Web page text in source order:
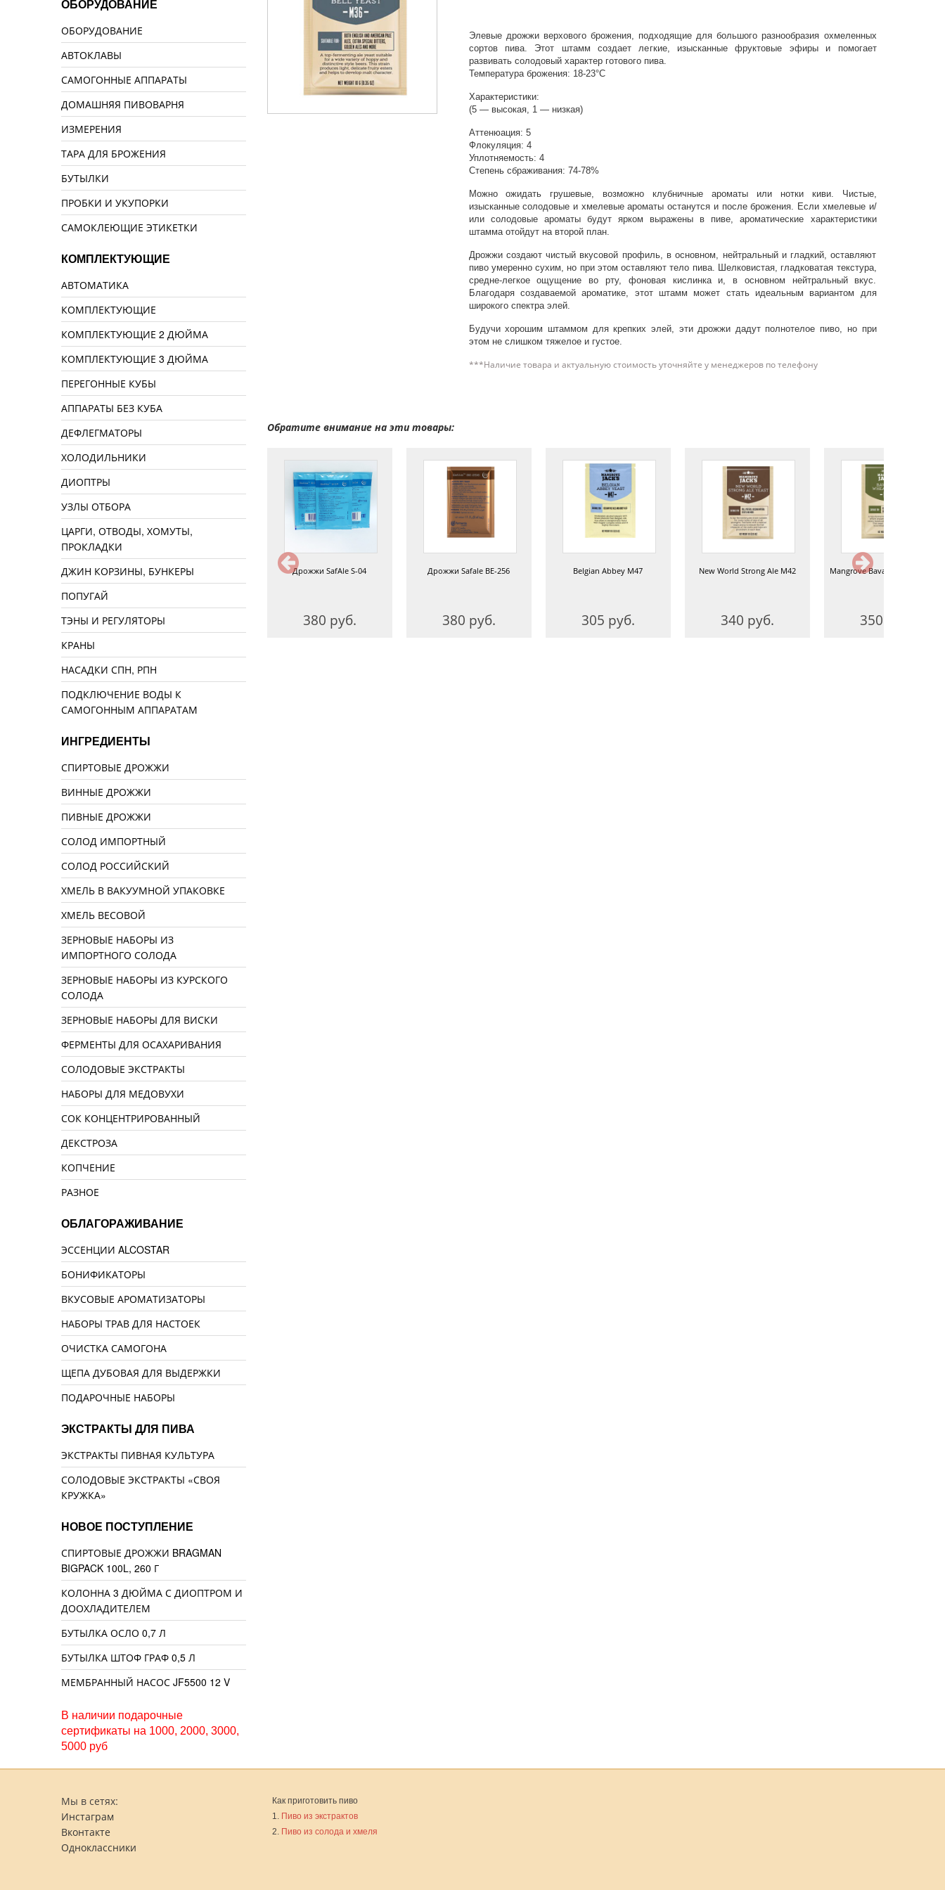
Элевые дрожжи верхового брожения, подходящие для большого разнообразия охмеленных
сортов пива. Этот штамм создает легкие, изысканные фруктовые эфиры и помогает
развивать солодовый характер готового пива.
Температура брожения: 18-23°C
Характеристики:
(5 — высокая, 1 — низкая)
Аттенюация: 5
Флокуляция: 4
Уплотняемость: 4
Степень сбраживания: 74-78%
Можно ожидать грушевые, возможно клубничные ароматы или нотки киви. Чистые,
изысканные солодовые и хмелевые ароматы останутся и после брожения. Если хмелевые и/
или солодовые ароматы будут ярком выражены в пиве, ароматические характеристики
штамма отойдут на второй план.
Дрожжи создают чистый вкусовой профиль, в основном, нейтральный и гладкий, оставляют
пиво умеренно сухим, но при этом оставляют тело пива. Шелковистая, гладковатая текстура,
средне-легкое ощущение во рту, фоновая кислинка и, в основном нейтральный вкус.
Благодаря создаваемой ароматике, этот штамм может стать идеальным вариантом для
широкого спектра элей.
Будучи хорошим штаммом для крепких элей, эти дрожжи дадут полнотелое пиво, но при
этом не слишком тяжелое и густое.
***Наличие товара и актуальную стоимость уточняйте у менеджеров по телефону
Обратите внимание на эти товары:
Дрожжи Safale S-33
320 руб.
Дрожжи Safale W-68
360 руб.
Дрожжи SafAle S-04
380 руб.
Дрожжи Safale BE-256
380 руб.
Belgian Abbey M47
305 руб.
New World Strong Ale M42
340 руб.
Mangrove Bavarian Wheat M20
350 руб.
ОБОРУДОВАНИЕ
ОБОРУДОВАНИЕ
АВТОКЛАВЫ
САМОГОННЫЕ АППАРАТЫ
ДОМАШНЯЯ ПИВОВАРНЯ
ИЗМЕРЕНИЯ
ТАРА ДЛЯ БРОЖЕНИЯ
БУТЫЛКИ
ПРОБКИ И УКУПОРКИ
САМОКЛЕЮЩИЕ ЭТИКЕТКИ
КОМПЛЕКТУЮЩИЕ
АВТОМАТИКА
КОМПЛЕКТУЮЩИЕ
КОМПЛЕКТУЮЩИЕ 2 ДЮЙМА
КОМПЛЕКТУЮЩИЕ 3 ДЮЙМА
ПЕРЕГОННЫЕ КУБЫ
АППАРАТЫ БЕЗ КУБА
ДЕФЛЕГМАТОРЫ
ХОЛОДИЛЬНИКИ
ДИОПТРЫ
УЗЛЫ ОТБОРА
ЦАРГИ, ОТВОДЫ, ХОМУТЫ,
ПРОКЛАДКИ
ДЖИН КОРЗИНЫ, БУНКЕРЫ
ПОПУГАЙ
ТЭНЫ И РЕГУЛЯТОРЫ
КРАНЫ
НАСАДКИ СПН, РПН
ПОДКЛЮЧЕНИЕ ВОДЫ К
САМОГОННЫМ АППАРАТАМ
ИНГРЕДИЕНТЫ
СПИРТОВЫЕ ДРОЖЖИ
ВИННЫЕ ДРОЖЖИ
ПИВНЫЕ ДРОЖЖИ
СОЛОД ИМПОРТНЫЙ
СОЛОД РОССИЙСКИЙ
ХМЕЛЬ В ВАКУУМНОЙ УПАКОВКЕ
ХМЕЛЬ ВЕСОВОЙ
ЗЕРНОВЫЕ НАБОРЫ ИЗ
ИМПОРТНОГО СОЛОДА
ЗЕРНОВЫЕ НАБОРЫ ИЗ КУРСКОГО
СОЛОДА
ЗЕРНОВЫЕ НАБОРЫ ДЛЯ ВИСКИ
ФЕРМЕНТЫ ДЛЯ ОСАХАРИВАНИЯ
СОЛОДОВЫЕ ЭКСТРАКТЫ
НАБОРЫ ДЛЯ МЕДОВУХИ
СОК КОНЦЕНТРИРОВАННЫЙ
ДЕКСТРОЗА
КОПЧЕНИЕ
РАЗНОЕ
ОБЛАГОРАЖИВАНИЕ
ЭССЕНЦИИ ALCOSTAR
БОНИФИКАТОРЫ
ВКУСОВЫЕ АРОМАТИЗАТОРЫ
НАБОРЫ ТРАВ ДЛЯ НАСТОЕК
ОЧИСТКА САМОГОНА
ЩЕПА ДУБОВАЯ ДЛЯ ВЫДЕРЖКИ
ПОДАРОЧНЫЕ НАБОРЫ
ЭКСТРАКТЫ ДЛЯ ПИВА
ЭКСТРАКТЫ ПИВНАЯ КУЛЬТУРА
СОЛОДОВЫЕ ЭКСТРАКТЫ «СВОЯ
КРУЖКА»
НОВОЕ ПОСТУПЛЕНИЕ
СПИРТОВЫЕ ДРОЖЖИ BRAGMAN
BIGPACK 100L, 260 Г
КОЛОННА 3 ДЮЙМА С ДИОПТРОМ И
ДООХЛАДИТЕЛЕМ
БУТЫЛКА ОСЛО 0,7 Л
БУТЫЛКА ШТОФ ГРАФ 0,5 Л
МЕМБРАННЫЙ НАСОС JF5500 12 V
В наличии подарочные
сертификаты на 1000, 2000, 3000,
5000 руб
Мы в сетях:
Инстаграм
Вконтакте
Одноклассники
Как приготовить пиво
1. Пиво из экстрактов
2. Пиво из солода и хмеля